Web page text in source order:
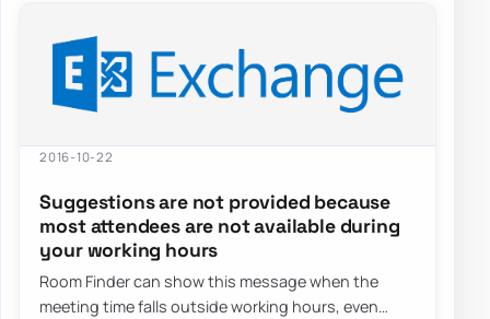
2016-10-22
Suggestions are not provided because
most attendees are not available during
your working hours
Room Finder can show this message when the
meeting time falls outside working hours, even